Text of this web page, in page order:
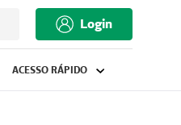
Login
ACESSO RÁPIDO